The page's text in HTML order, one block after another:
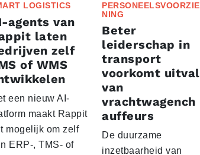
LOGISTICS
agents van
laten
zelf
of WMS
een nieuw AI-
maakt Rappit
mogelijk om zelf
ERP-, TMS- of
PERSONEELSVOORZIE
NING
Beter
leiderschap in
transport
voorkomt uitval
van
vrachtwagench
auffeurs
De duurzame
inzetbaarheid van